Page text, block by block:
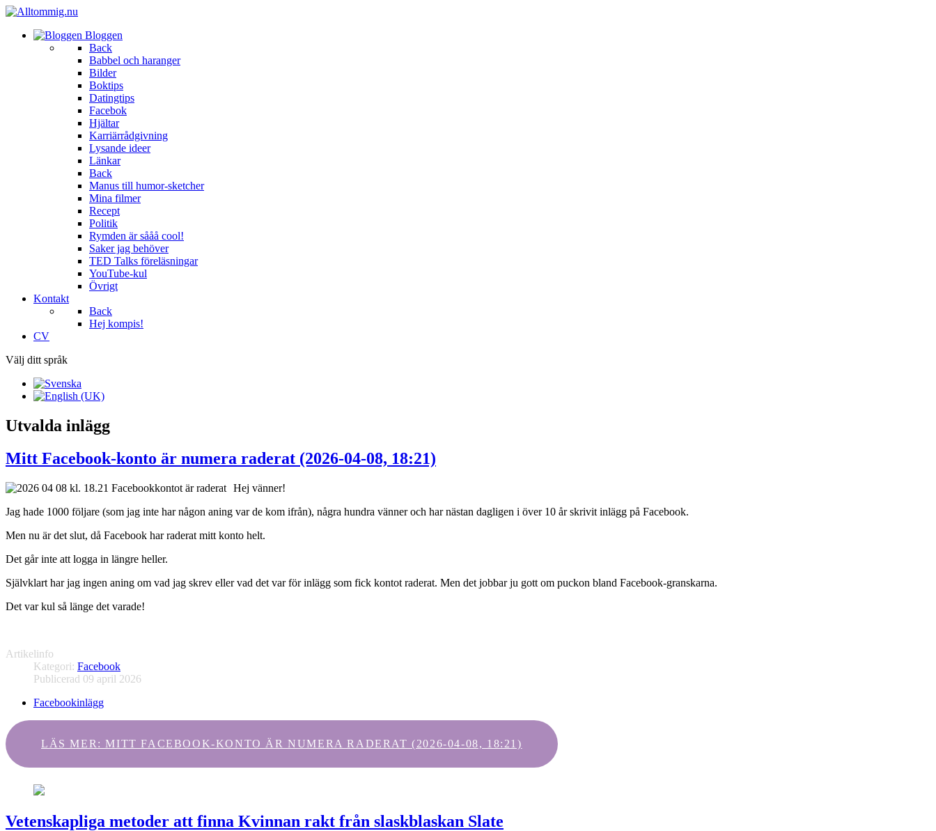
Bloggen
Back
Babbel och haranger
Bilder
Boktips
Datingtips
Facebok
Hjältar
Karriärrådgivning
Lysande ideer
Länkar
Back
Manus till humor-sketcher
Mina filmer
Recept
Politik
Rymden är sååå cool!
Saker jag behöver
TED Talks föreläsningar
YouTube-kul
Övrigt
Kontakt
Back
Hej kompis!
CV
Välj ditt språk
Utvalda inlägg
Mitt Facebook-konto är numera raderat (2026-04-08, 18:21)
Hej vänner!
Jag hade 1000 följare (som jag inte har någon aning var de kom ifrån), några hundra vänner och har nästan dagligen i över 10 år skrivit inlägg på Facebook.
Men nu är det slut, då Facebook har raderat mitt konto helt.
Det går inte att logga in längre heller.
Självklart har jag ingen aning om vad jag skrev eller vad det var för inlägg som fick kontot raderat. Men det jobbar ju gott om puckon bland Facebook-granskarna.
Det var kul så länge det varade!
Artikelinfo
Kategori: Facebook
Publicerad 09 april 2026
Facebookinlägg
LÄS MER: MITT FACEBOOK-KONTO ÄR NUMERA RADERAT (2026-04-08, 18:21)
Vetenskapliga metoder att finna Kvinnan rakt från slaskblaskan Slate